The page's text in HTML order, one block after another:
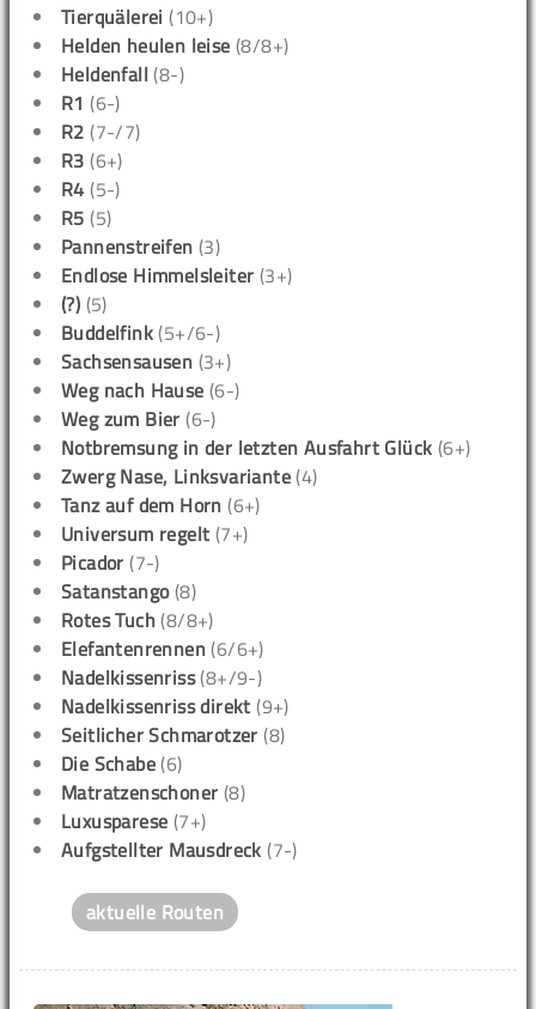
Tierquälerei (10+)
Helden heulen leise (8/8+)
Heldenfall (8-)
R1 (6-)
R2 (7-/7)
R3 (6+)
R4 (5-)
R5 (5)
Pannenstreifen (3)
Endlose Himmelsleiter (3+)
(?) (5)
Buddelfink (5+/6-)
Sachsensausen (3+)
Weg nach Hause (6-)
Weg zum Bier (6-)
Notbremsung in der letzten Ausfahrt Glück (6+)
Zwerg Nase, Linksvariante (4)
Tanz auf dem Horn (6+)
Universum regelt (7+)
Picador (7-)
Satanstango(8)
Rotes Tuch (8/8+)
Elefantenrennen (6/6+)
Nadelkissenriss(8+/9-)
Nadelkissenriss direkt (9+)
Seitlicher Schmarotzer (8)
Die Schabe (6)
Matratzenschoner (8)
Luxusparese (7+)
Aufgstellter Mausdreck (7-)
aktuelle Routen